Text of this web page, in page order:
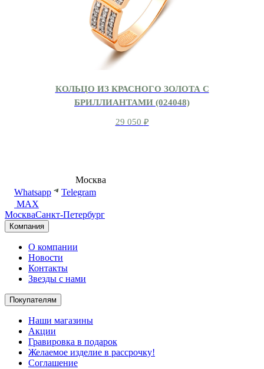
КОЛЬЦО ИЗ КРАСНОГО ЗОЛОТА С
БРИЛЛИАНТАМИ (024048)
29 050 ₽
Москва
Whatsapp
Telegram
MAX
МоскваСанкт-Петербург
Компания
О компании
Новости
Контакты
Звезды с нами
Покупателям
Наши магазины
Акции
Гравировка в подарок
Желаемое изделие в рассрочку!
Соглашение